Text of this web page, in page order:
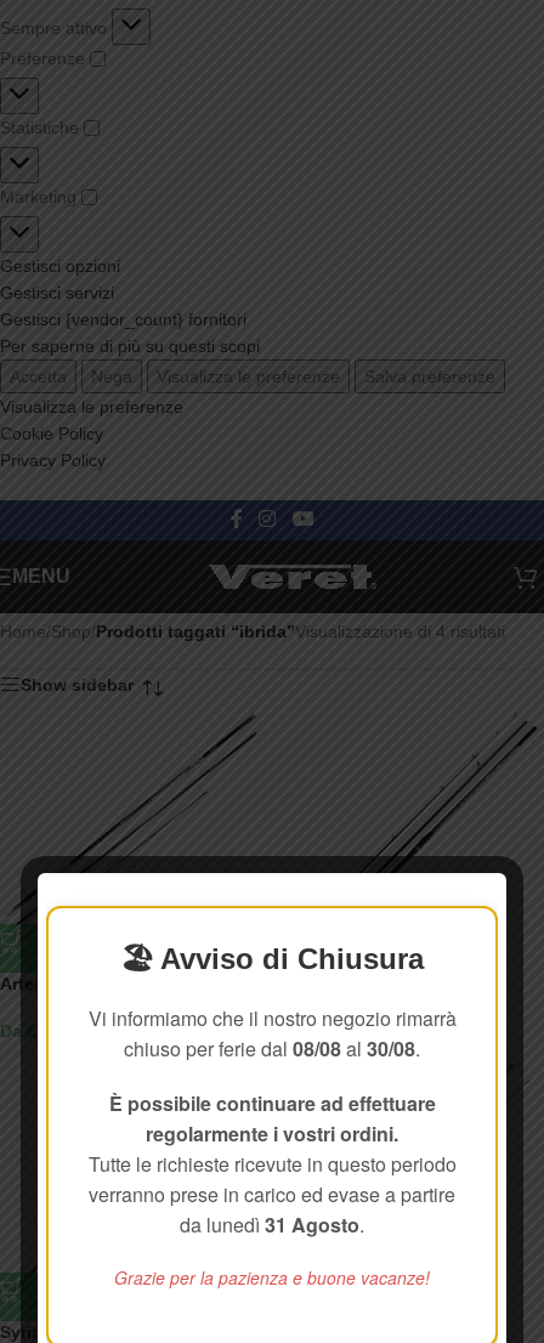
Sempre attivo
Preferenze
Statistiche
Marketing
Gestisci opzioni
Gestisci servizi
Gestisci {vendor_count} fornitori
Per saperne di più su questi scopi
Accetta
Nega Visualizza le preferenze
Salva preferenze
Visualizza le preferenze
Cookie Policy
Privacy Policy
MENU Categorie
Home/Shop/Prodotti taggati “ibrida”Visualizzazione di 4 risultati
Show sidebar
Artemide Tris
Da € 554,10 Da € 535,00
Syria
🏖️ Avviso di Chiusura
Vi informiamo che il nostro negozio rimarrà
chiuso per ferie dal 08/08al 30/08.
È possibile continuare ad effettuare
regolarmente i vostri ordini.
Tutte le richieste ricevute in questo periodo
verranno prese in carico ed evase a partire
da lunedì 31 Agosto.
Grazie per la pazienza e buone vacanze!